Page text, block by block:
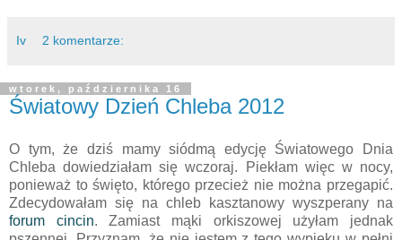
Iv 2 komentarze:
wtorek, października 16
Światowy Dzień Chleba 2012
O tym, że dziś mamy siódmą edycję Światowego Dnia
Chleba dowiedziałam się wczoraj. Piekłam więc w nocy,
ponieważ to święto, którego przecież nie można przegapić.
Zdecydowałam się na chleb kasztanowy wyszperany na
forum cincin. Zamiast mąki orkiszowej użyłam jednak